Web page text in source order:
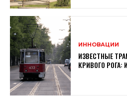
ИННОВАЦИИ
ИЗВЕСТНЫЕ
КРИВОГО РОГА: